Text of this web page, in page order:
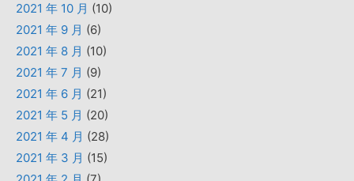
2021 年 10 月 (10)
2021 年 9 月 (6)
2021 年 8 月 (10)
2021 年 7 月 (9)
2021 年 6 月 (21)
2021 年 5 月 (20)
2021 年 4 月 (28)
2021 年 3 月 (15)